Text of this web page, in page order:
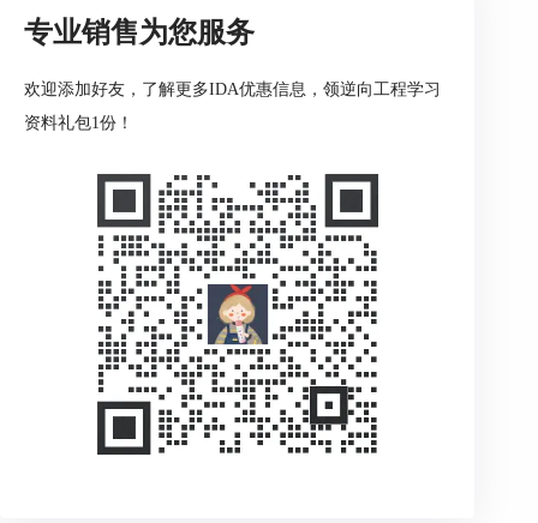
专业销售为您服务
欢迎添加好友，了解更多IDA优惠信息，领逆向工程学习
资料礼包1份！